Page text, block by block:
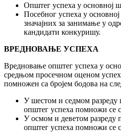
Општег успеха у основној
Посебног успеха у
значајних за занимање у
кандидати конкуришу.
ВРЕДНОВАЊЕ УСПЕХА
Вредновање општег успеха у
средњом просечном оценом
помножен са бројем бодова на
У шестом и седмом разреду
општег успеха помножи се
У осмом и деветом разреду
општег успеха помножи се